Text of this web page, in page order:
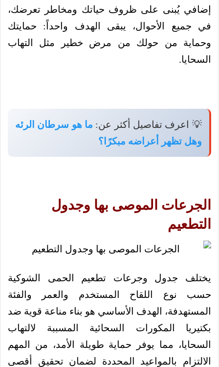
إضافي يُبنى على ظروف حياتك ومخاطر تعرضك،
في جميع الأحوال، يبقى الهدف واحداً: حمايتك
وحماية من حولك من مرض خطير مثل التهاب
السحايا.
💡 اعرف تفاصيل أكثر عن: ما هو سرطان الرئه
وهل تظهر أعراضه مبكرًا؟
الجرعات الموصى بها وجدول
التطعيم
يختلف جدول وجرعات تطعيم الحمى الشوكية
حسب نوع اللقاح المستخدم والعمر والفئة
المستهدفة، الهدف الأساسي هو بناء مناعة قوية ضد
بكتيريا المكورات السحائية المسببة لالتهاب
السحايا، مما يوفر حماية طويلة الأمد، من المهم
الالتزام بالمواعيد المحددة لضمان تحقيق أقصى